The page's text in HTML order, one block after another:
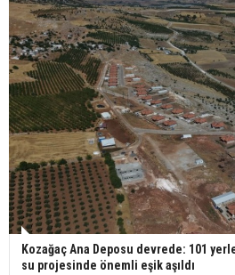
Kozağaç Ana Deposu devrede: 101
su projesinde önemli eşik aşıldı